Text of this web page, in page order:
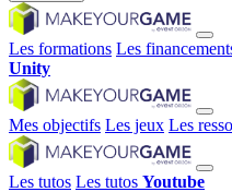
Les formations Les
Unity
Mes objectifs Les jeux Les
Les tutos Les tutos Youtube